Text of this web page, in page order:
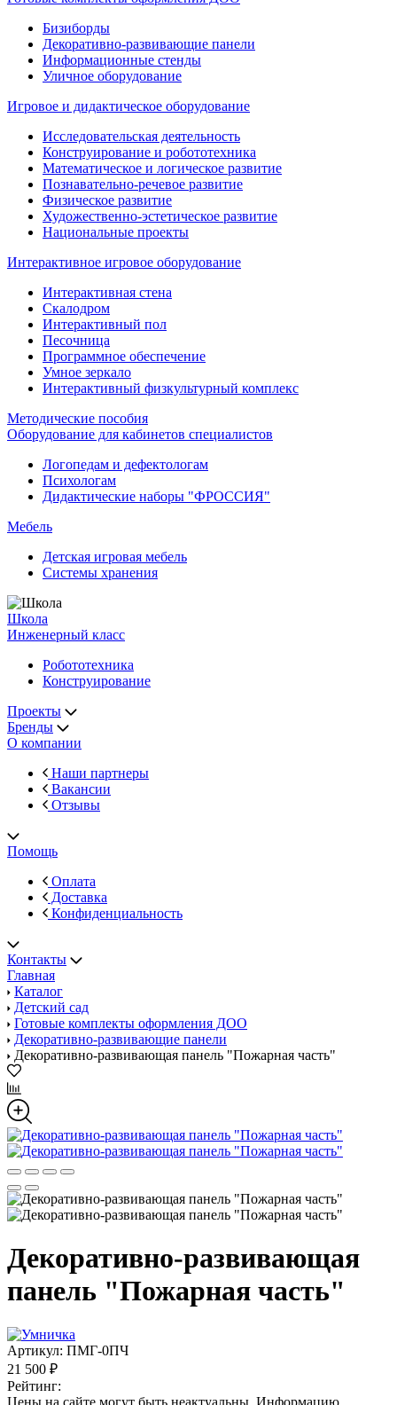
Бизиборды
Декоративно-развивающие панели
Информационные стенды
Уличное оборудование
Игровое и дидактическое оборудование
Исследовательская деятельность
Конструирование и робототехника
Математическое и логическое развитие
Познавательно-речевое развитие
Физическое развитие
Художественно-эстетическое развитие
Национальные проекты
Интерактивное игровое оборудование
Интерактивная стена
Скалодром
Интерактивный пол
Песочница
Программное обеспечение
Умное зеркало
Интерактивный физкультурный комплекс
Методические пособия
Оборудование для кабинетов специалистов
Логопедам и дефектологам
Психологам
Дидактические наборы "ФРОССИЯ"
Мебель
Детская игровая мебель
Системы хранения
Школа
Инженерный класс
Робототехника
Конструирование
Проекты
Бренды
О компании
Наши партнеры
Вакансии
Отзывы
Помощь
Оплата
Доставка
Конфиденциальность
Контакты
Главная
Каталог
Детский сад
Готовые комплекты оформления ДОО
Декоративно-развивающие панели
Декоративно-развивающая панель "Пожарная часть"
Декоративно-развивающая
панель "Пожарная часть"
Артикул: ПМГ-0ПЧ
21 500 ₽
Рейтинг:
Цены на сайте могут быть неактуальны. Информацию